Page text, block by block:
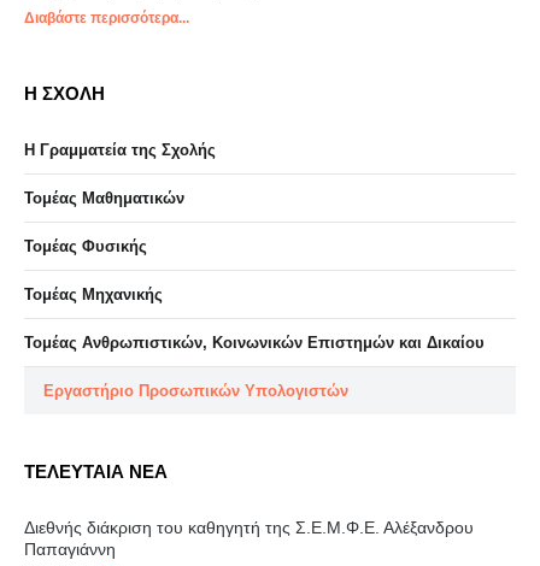
Διαβάστε περισσότερα...
Η ΣΧΟΛΗ
Η Γραμματεία της Σχολής
Τομέας Μαθηματικών
Τομέας Φυσικής
Τομέας Μηχανικής
Τομέας Ανθρωπιστικών, Κοινωνικών Επιστημών και Δικαίου
Eργαστήριo Προσωπικών Υπολογιστών
ΤΕΛΕΥΤΑΙΑ ΝΕΑ
Διεθνής διάκριση του καθηγητή της Σ.Ε.Μ.Φ.Ε. Αλέξανδρου
Παπαγιάννη